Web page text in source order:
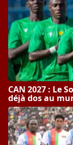
CAN 2027 : Le
déjà dos au